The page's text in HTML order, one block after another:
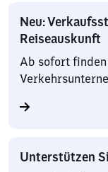
Neu:
Reiseauskunft
Ab sofort
Unterstützen